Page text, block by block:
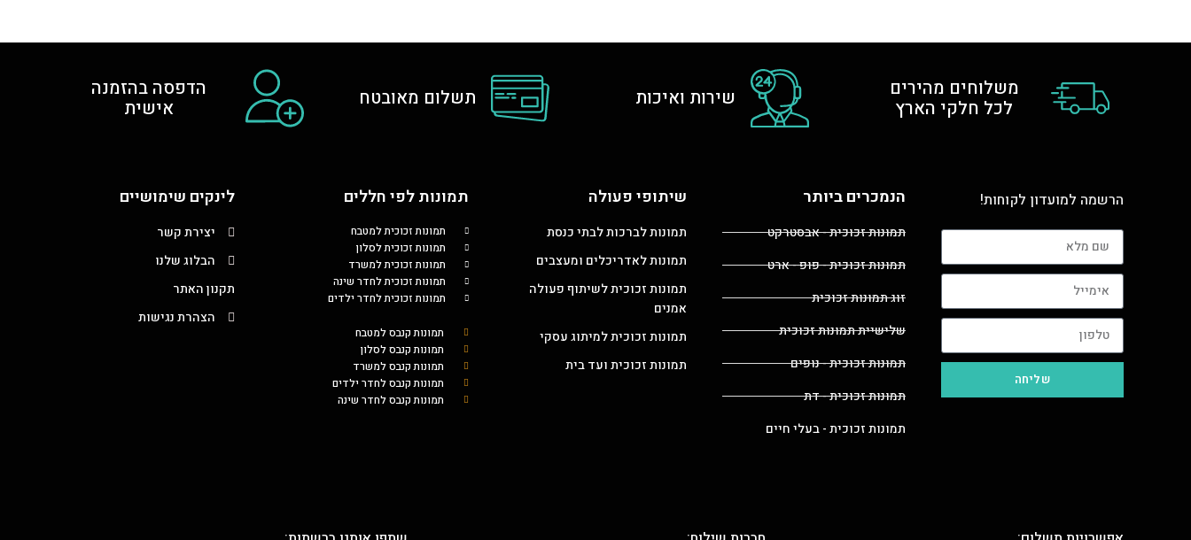
משלוחים מהירים
לכל חלקי הארץ שירות ואיכות תשלום מאובטח הדפסה בהזמנה
אישית
הרשמה למועדון לקוחות!
שליחה
הנמכרים ביותר
תמונות זכוכית - אבסטרקט
תמונות זכוכית - פופ - ארט
זוג תמונות זכוכית
שלישיית תמונות זכוכית
תמונות זכוכית - נופים
תמונות זכוכית - דת
תמונות זכוכית - בעלי חיים
שיתופי פעולה
תמונות לברכות לבתי כנסת
תמונות לאדריכלים ומעצבים
תמונות זכוכית לשיתוף פעולה
אמנים
תמונות זכוכית למיתוג עסקי
תמונות זכוכית ועד בית
תמונות לפי חללים
תמונות זכוכית למטבח
תמונות זכוכית לסלון
תמונות זכוכית למשרד
תמונות זכוכית לחדר שינה
תמונות זכוכית לחדר ילדים
תמונות קנבס למטבח
תמונות קנבס לסלון
תמונות קנבס למשרד
תמונות קנבס לחדר ילדים
תמונות קנבס לחדר שינה
לינקים שימושיים
יצירת קשר
הבלוג שלנו
תקנון האתר
הצהרת נגישות